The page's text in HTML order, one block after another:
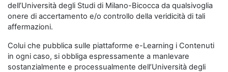
dell’Università degli Studi di Milano-Bicocca da qualsivoglia
onere di accertamento e/o controllo della veridicità di tali
affermazioni.
Colui che pubblica sulle piattaforme e-Learning i Contenuti
in ogni caso, si obbliga espressamente a manlevare
sostanzialmente e processualmente dell’Università degli